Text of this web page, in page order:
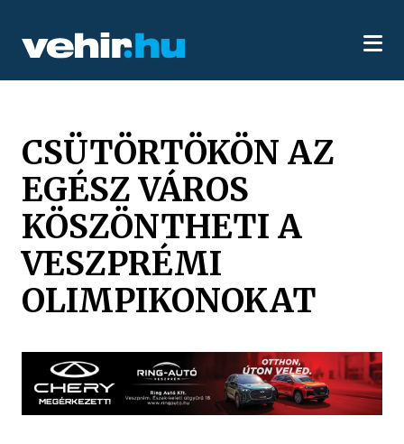
CSÜTÖRTÖKÖN AZ
EGÉSZ VÁROS
KÖSZÖNTHETI A
VESZPRÉMI
OLIMPIKONOKAT